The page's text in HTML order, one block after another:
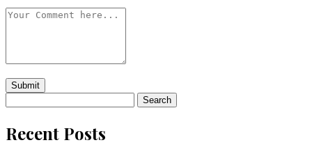
for:
Recent Posts